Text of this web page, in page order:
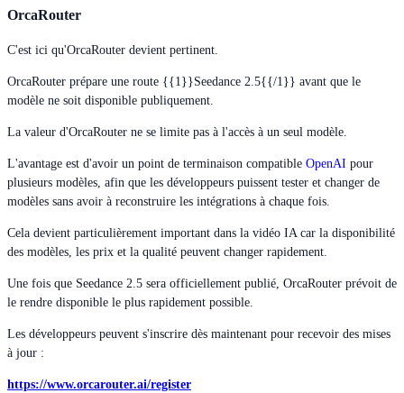
OrcaRouter
C'est ici qu'OrcaRouter devient pertinent.
OrcaRouter prépare une route {{1}}Seedance 2.5{{/1}} avant que le
modèle ne soit disponible publiquement.
La valeur d'OrcaRouter ne se limite pas à l'accès à un seul modèle.
L'avantage est d'avoir un point de terminaison compatible OpenAI pour
plusieurs modèles, afin que les développeurs puissent tester et changer de
modèles sans avoir à reconstruire les intégrations à chaque fois.
Cela devient particulièrement important dans la vidéo IA car la disponibilité
des modèles, les prix et la qualité peuvent changer rapidement.
Une fois que Seedance 2.5 sera officiellement publié, OrcaRouter prévoit de
le rendre disponible le plus rapidement possible.
Les développeurs peuvent s'inscrire dès maintenant pour recevoir des mises
à jour :
https://www.orcarouter.ai/register